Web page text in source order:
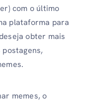
com o último
plataforma para
obter mais
memes, o